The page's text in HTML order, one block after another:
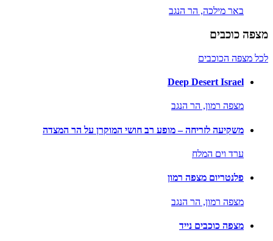
באר מילכה, הר הנגב
מצפה כוכבים
לכל מצפה הכוכבים
Deep Desert Israel
מצפה רמון, הר הנגב
משקיעה לזריחה – מופע רב חושי המוקרן על הר המצדה
ערד וים המלח
פלנטריום מצפה רמון
מצפה רמון, הר הנגב
מצפה כוכבים נייד